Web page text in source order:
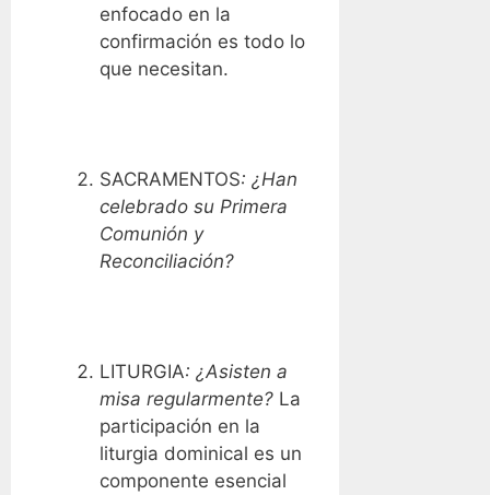
enfocado en la
confirmación es todo lo
que necesitan.
SACRAMENTOS: ¿Han
celebrado su Primera
Comunión y
Reconciliación?
LITURGIA: ¿Asisten a
misa regularmente? La
participación en la
liturgia dominical es un
componente esencial